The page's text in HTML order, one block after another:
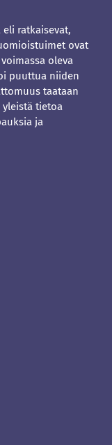
ratkaisevat,
ovat
oleva
puuttua niiden
taataan
yleistä tietoa
ja